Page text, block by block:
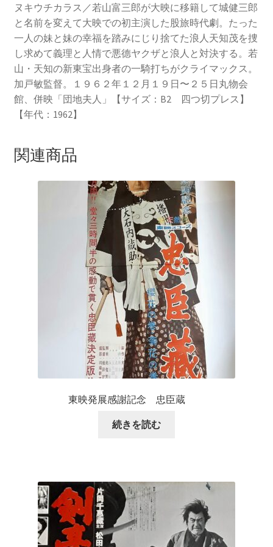
ヌキウチカラス／若山富三郎が大映に移籍して城健三郎
と名前を変えて大映での初主演した股旅時代劇。たった
一人の妹と妹の幸福を踏みにじり捨てた浪人天知茂を捜
し求めて義理と人情で悪德ヤクザと浪人と対決する。若
山・天知の新東宝出身者の一騎打ちがクライマックス。
加戸敏監督。１９６２年１２月１９日〜２５日丸物会
館、併映「団地夫人」【サイズ：B2 四つ切プレス】
【年代：1962】
関連商品
東映発展感謝記念 忠臣蔵
続きを読む